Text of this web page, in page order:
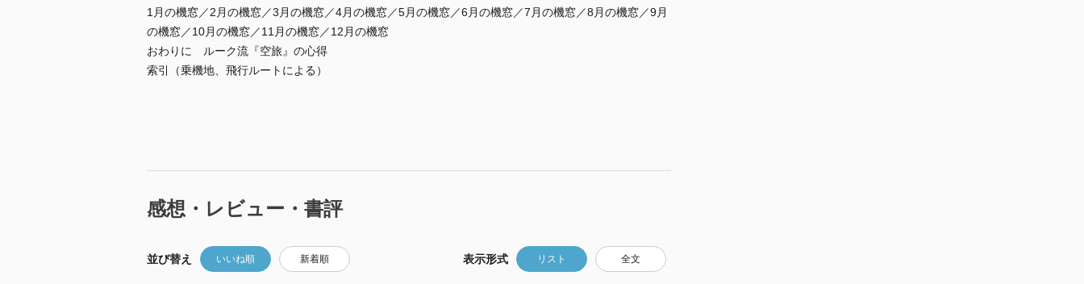
1月の機窓／2月の機窓／3月の機窓／4月の機窓／5月の機窓／6月の機窓／7月の機窓／8月の機窓／9月
の機窓／10月の機窓／11月の機窓／12月の機窓
おわりに ルーク流『空旅』の心得
索引（乗機地、飛行ルートによる）
感想・レビュー・書評
並び替え いいね順 新着順 表示形式 リスト 全文